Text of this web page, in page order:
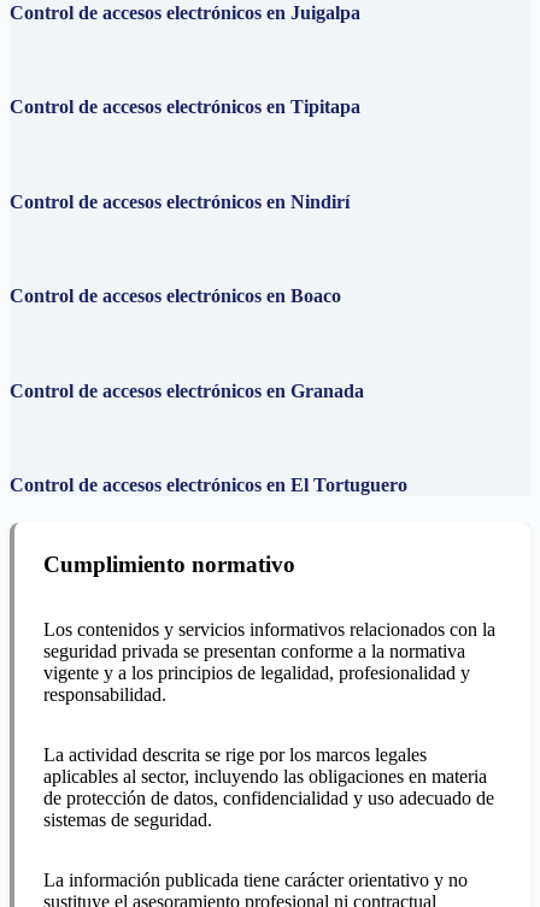
Control de accesos electrónicos en Juigalpa
Control de accesos electrónicos en Tipitapa
Control de accesos electrónicos en Nindirí
Control de accesos electrónicos en Boaco
Control de accesos electrónicos en Granada
Control de accesos electrónicos en El Tortuguero
Cumplimiento normativo
Los contenidos y servicios informativos relacionados con la
seguridad privada se presentan conforme a la normativa
vigente y a los principios de legalidad, profesionalidad y
responsabilidad.
La actividad descrita se rige por los marcos legales
aplicables al sector, incluyendo las obligaciones en materia
de protección de datos, confidencialidad y uso adecuado de
sistemas de seguridad.
La información publicada tiene carácter orientativo y no
sustituye el asesoramiento profesional ni contractual